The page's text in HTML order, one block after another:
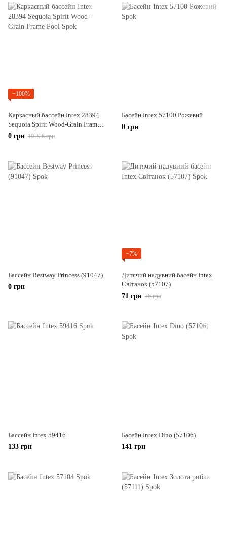
−100%
Каркасный бассейн Intex 28394
Sequoia Spirit Wood-Grain Frame
Pool
0 грн 19 226 грн
Басейн Intex 57100 Рожевий
0 грн
Бассейн Bestway Princess (91047)
0 грн
−7%
Дитячий надувний басейн Intex
Світанок (57107)
71 грн 76 грн
Бассейн Intex 59416
133 грн
Басейн Intex Dino (57106)
141 грн